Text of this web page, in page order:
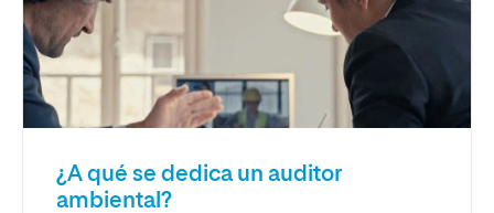
¿A qué se dedica un auditor
ambiental?